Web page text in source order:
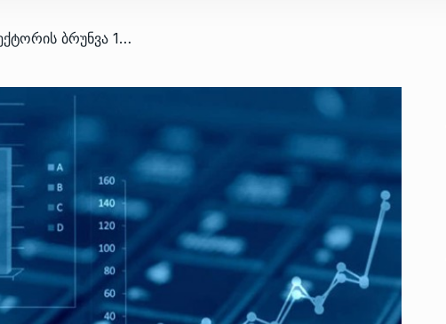
/ 2024 წელს ბიზნეს სექტორის ბრუნვა 11.6%-ით 228 მლრდ ლარამდე გაიზარდა